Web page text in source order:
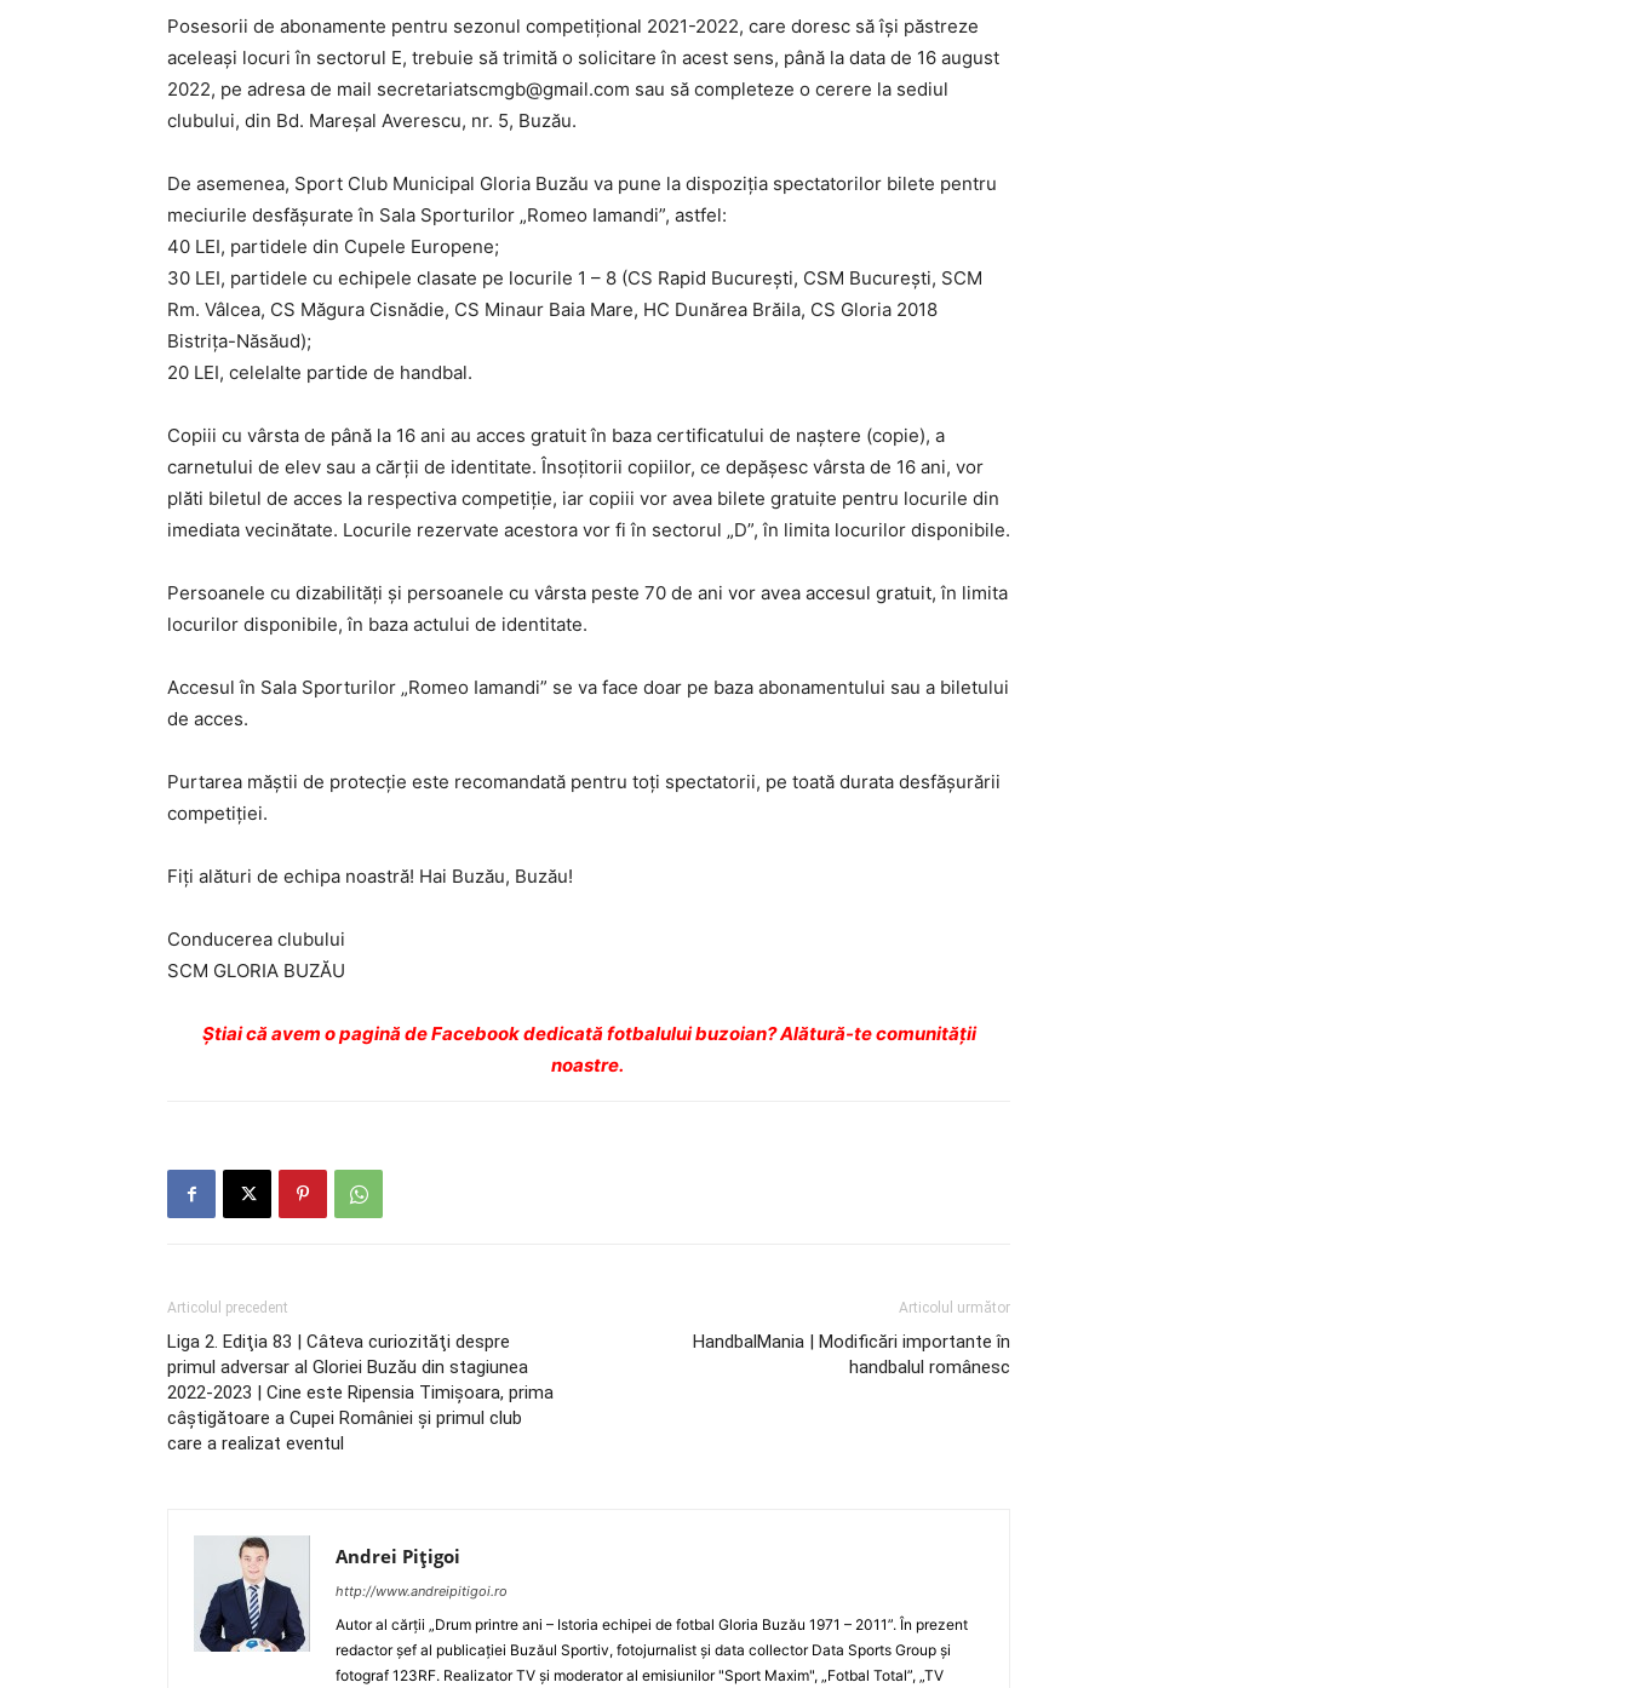
Posesorii de abonamente pentru sezonul competițional 2021-2022, care doresc să își păstreze
aceleași locuri în sectorul E, trebuie să trimită o solicitare în acest sens, până la data de 16 august
2022, pe adresa de mail secretariatscmgb@gmail.com sau să completeze o cerere la sediul
clubului, din Bd. Mareșal Averescu, nr. 5, Buzău.
De asemenea, Sport Club Municipal Gloria Buzău va pune la dispoziția spectatorilor bilete pentru
meciurile desfășurate în Sala Sporturilor „Romeo Iamandi”, astfel:
40 LEI, partidele din Cupele Europene;
30 LEI, partidele cu echipele clasate pe locurile 1 – 8 (CS Rapid București, CSM București, SCM
Rm. Vâlcea, CS Măgura Cisnădie, CS Minaur Baia Mare, HC Dunărea Brăila, CS Gloria 2018
Bistrița-Năsăud);
20 LEI, celelalte partide de handbal.
Copiii cu vârsta de până la 16 ani au acces gratuit în baza certificatului de naștere (copie), a
carnetului de elev sau a cărții de identitate. Însoțitorii copiilor, ce depășesc vârsta de 16 ani, vor
plăti biletul de acces la respectiva competiție, iar copiii vor avea bilete gratuite pentru locurile din
imediata vecinătate. Locurile rezervate acestora vor fi în sectorul „D”, în limita locurilor disponibile.
Persoanele cu dizabilități și persoanele cu vârsta peste 70 de ani vor avea accesul gratuit, în limita
locurilor disponibile, în baza actului de identitate.
Accesul în Sala Sporturilor „Romeo Iamandi” se va face doar pe baza abonamentului sau a biletului
de acces.
Purtarea măștii de protecție este recomandată pentru toți spectatorii, pe toată durata desfășurării
competiției.
Fiți alături de echipa noastră! Hai Buzău, Buzău!
Conducerea clubului
SCM GLORIA BUZĂU
Ştiai că avem o pagină de Facebook dedicată fotbalului buzoian? Alătură-te comunității
noastre.
Articolul precedent
Liga 2. Ediţia 83 | Câteva curiozităţi despre
primul adversar al Gloriei Buzău din stagiunea
2022-2023 | Cine este Ripensia Timişoara, prima
câştigătoare a Cupei României şi primul club
care a realizat eventul
Articolul următor
HandbalMania | Modificări importante în
handbalul românesc
Andrei Pițigoi
http://www.andreipitigoi.ro
Autor al cărţii „Drum printre ani – Istoria echipei de fotbal Gloria Buzău 1971 – 2011”. În prezent
redactor şef al publicaţiei Buzăul Sportiv, fotojurnalist şi data collector Data Sports Group şi
fotograf 123RF. Realizator TV şi moderator al emisiunilor "Sport Maxim", „Fotbal Total”, „TV